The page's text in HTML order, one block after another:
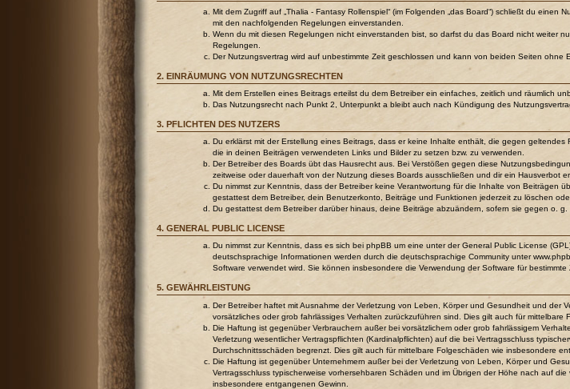
Mit dem Zugriff auf „Thalia - Fantasy Rollenspiel“ (im Folgenden „das Board“) schließt du
mit den nachfolgenden Regelungen einverstanden.
Wenn du mit diesen Regelungen nicht einverstanden bist, so darfst du das Board nicht weiter
Regelungen.
Der Nutzungsvertrag wird auf unbestimmte Zeit geschlossen und kann von beiden Seiten ohne
2. EINRÄUMUNG VON NUTZUNGSRECHTEN
Mit dem Erstellen eines Beitrags erteilst du dem Betreiber ein einfaches, zeitlich und räumlich
Das Nutzungsrecht nach Punkt 2, Unterpunkt a bleibt auch nach Kündigung des
3. PFLICHTEN DES NUTZERS
Du erklärst mit der Erstellung eines Beitrags, dass er keine Inhalte enthält, die gegen
die in deinen Beiträgen verwendeten Links und Bilder zu setzen bzw. zu verwenden.
Der Betreiber des Boards übt das Hausrecht aus. Bei Verstößen gegen diese
zeitweise oder dauerhaft von der Nutzung dieses Boards ausschließen und dir ein Hausverbot
Du nimmst zur Kenntnis, dass der Betreiber keine Verantwortung für die Inhalte von Beiträgen
gestattest dem Betreiber, dein Benutzerkonto, Beiträge und Funktionen jederzeit zu löschen
Du gestattest dem Betreiber darüber hinaus, deine Beiträge abzuändern, sofern sie gegen o.
4. GENERAL PUBLIC LICENSE
Du nimmst zur Kenntnis, dass es sich bei phpBB um eine unter der General Public License
deutschsprachige Informationen werden durch die deutschsprachige Community unter
Software verwendet wird. Sie können insbesondere die Verwendung der Software für
5. GEWÄHRLEISTUNG
Der Betreiber haftet mit Ausnahme der Verletzung von Leben, Körper und Gesundheit und der
vorsätzliches oder grob fahrlässiges Verhalten zurückzuführen sind. Dies gilt auch für
Die Haftung ist gegenüber Verbrauchern außer bei vorsätzlichem oder grob fahrlässigem
Verletzung wesentlicher Vertragspflichten (Kardinalpflichten) auf die bei Vertragsschluss
Durchschnittsschäden begrenzt. Dies gilt auch für mittelbare Folgeschäden wie insbesondere
Die Haftung ist gegenüber Unternehmern außer bei der Verletzung von Leben, Körper und
Vertragsschluss typischerweise vorhersehbaren Schäden und im Übrigen der Höhe nach auf
insbesondere entgangenen Gewinn.